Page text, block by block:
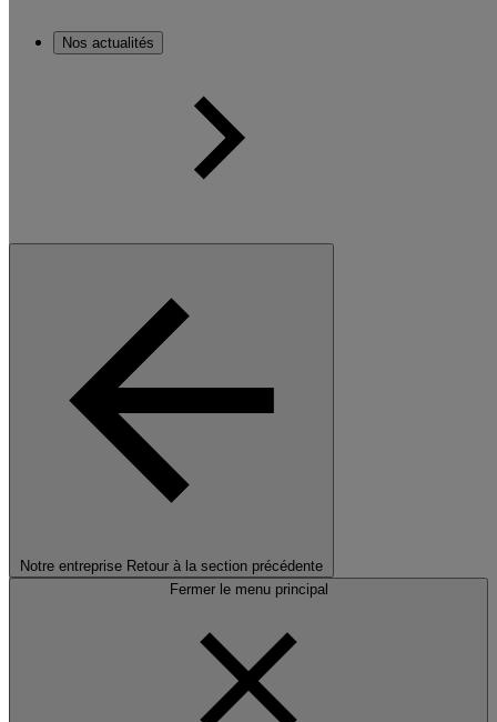
Nos actualités
Notre entreprise Retour à la section précédente
Fermer le menu principal